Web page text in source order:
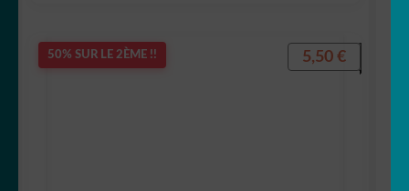
50% SUR LE 2ÈME !! 5,50 €